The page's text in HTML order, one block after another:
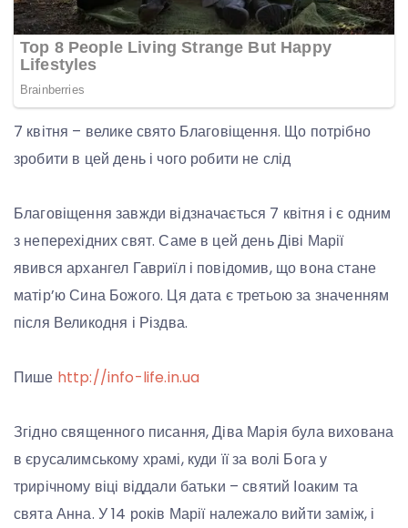
7 квітня – велике свято Благовіщення. Що потрібно
зробити в цей день і чого робити не слід
Благовіщення завжди відзначається 7 квітня і є одним
з неперехідних свят. Саме в цей день Діві Марії
явився архангел Гавриїл і повідомив, що вона стане
матір’ю Сина Божого. Ця дата є третьою за значенням
після Великодня і Різдва.
Пише http://info-life.in.ua
Згідно священного писання, Діва Марія була вихована
в єрусалимському храмі, куди її за волі Бога у
трирічному віці віддали батьки – святий Іоаким та
свята Анна. У 14 років Марії належало вийти заміж, і